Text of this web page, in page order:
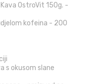
Kava OstroVit 150g. -
kofeina - 200
s okusom slane